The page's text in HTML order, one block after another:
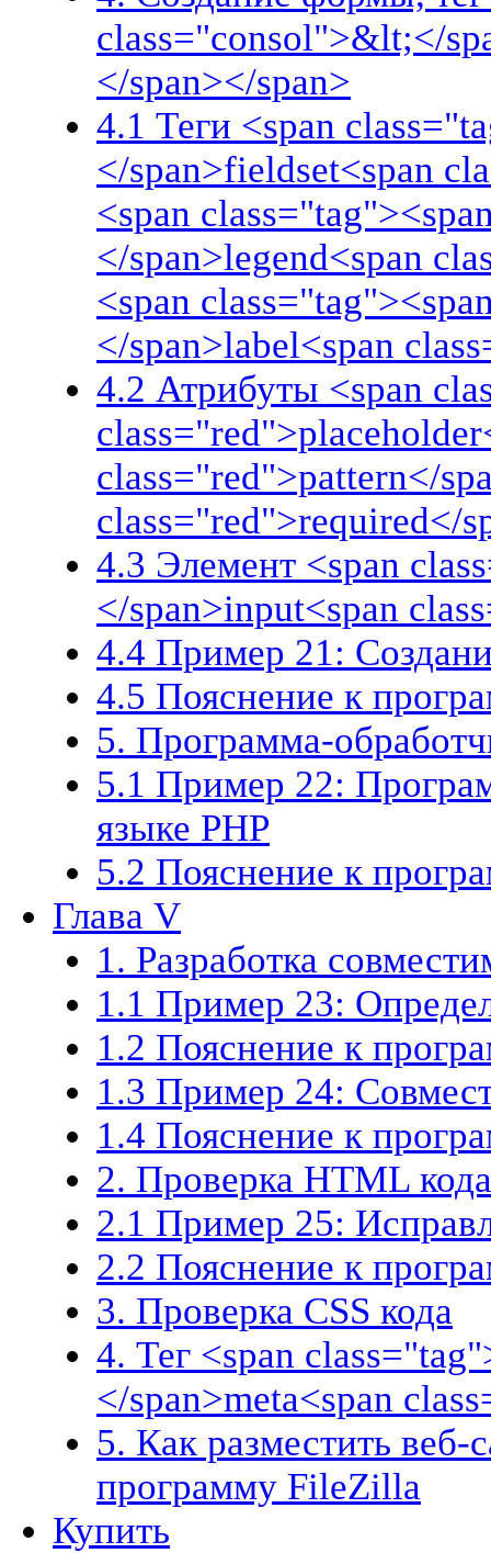
class="consol">&lt;</
</span></span>
4.1 Теги <span
</span>fieldset<span
<span
</span>legend<span
<span
</span>label<span
4.2 Атрибуты <span
class="red">pattern</
class="red">required</
4.3 Элемент <span
</span>input<span
4.4 Пример 21:
4.5 Пояснение к
5. Программа-
5.1 Пример 22:
языке PHP
5.2 Пояснение к
Глава V
1. Разработка
1.1 Пример 23:
1.2 Пояснение к
1.3 Пример 24:
1.4 Пояснение к
2. Проверка HTML кода
2.1 Пример 25:
2.2 Пояснение к
3. Проверка CSS кода
4. Тег <span
</span>meta<span
5. Как разместить веб-
программу FileZilla
Купить